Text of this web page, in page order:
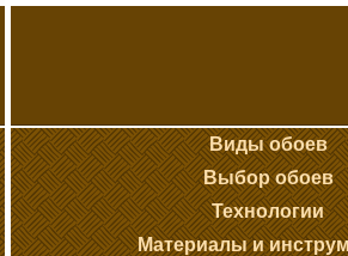
Виды обоев
Выбор обоев
Технологии
Материалы и